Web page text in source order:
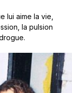
lui aime la vie,
la pulsion